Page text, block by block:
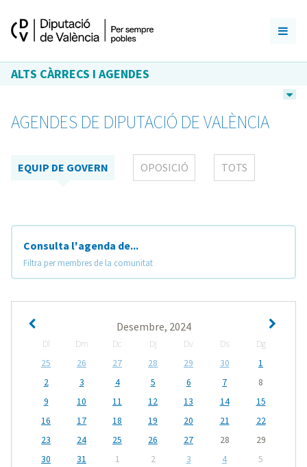
ALTS CÀRRECS I AGENDES
AGENDES DE DIPUTACIÓ DE VALÈNCIA
EQUIP DE GOVERN OPOSICIÓ TOTS
Consulta l'agenda de...
Filtra per membres de la comunitat
Desembre, 2024
Dl Dm Dc Dj Dv Ds
Dg
25
26 27 28 29 30
1
2
3 4 5 6 7
8
9
10 11 12 13 14
15
16
17 18 19 20 21
22
23
24 25 26 27 28
29
30
31 1 2 3 4 5